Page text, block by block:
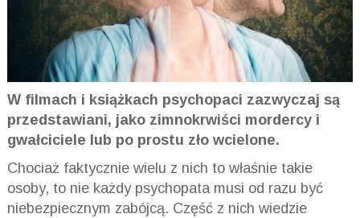
W filmach i książkach psychopaci zazwyczaj są
przedstawiani, jako zimnokrwiści mordercy i
gwałciciele lub po prostu zło wcielone.
Chociaż faktycznie wielu z nich to właśnie takie
osoby, to nie każdy psychopata musi od razu być
niebezpiecznym zabójcą. Część z nich wiedzie